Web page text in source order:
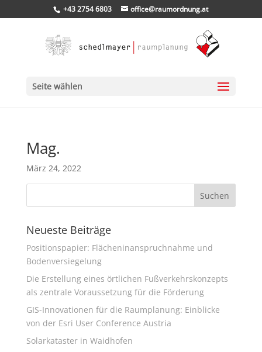
+43 2754 6803 office@raumordnung.at
Seite wählen
Mag.
März 24, 2022
Neueste Beiträge
Positionspapier: Flächeninanspruchnahme und
Bodenversiegelung
Die Erstellung eines örtlichen Fußverkehrskonzepts
als zentrale Voraussetzung für die Förderung
GIS-Innovationen für die Raumplanung: Einblicke
von der Esri User Conference Austria
Solarkataster in Waidhofen